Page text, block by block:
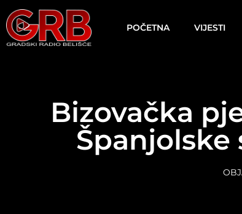
content
POČETNA VIJESTI
Bizovačka
Španjolske